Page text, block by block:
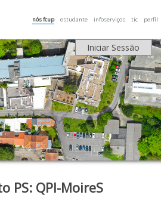
nós fcup estudante infoserviços tic perfil
Iniciar Sessão
PS: QPI-MoireS